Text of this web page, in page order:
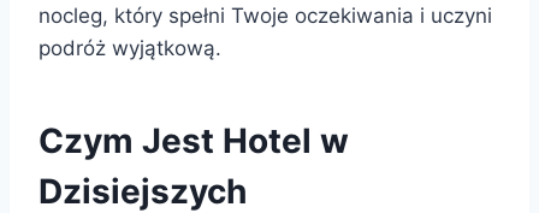
nocleg, który spełni Twoje oczekiwania i uczyni
podróż wyjątkową.
Czym Jest Hotel w
Dzisiejszych